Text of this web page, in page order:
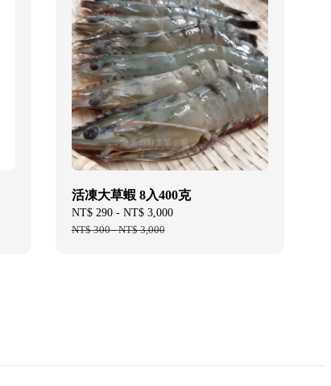
活凍大草蝦 8入400克
Sale
price
NT$ 290- NT$ 3,000
NT$ 300-NT$ 3,000